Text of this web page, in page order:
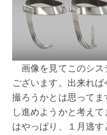
画像を見てこのシス
ございます。出来れ
撮ろうかとは思って
し進めようかと考え
はやっぱり、１月逃